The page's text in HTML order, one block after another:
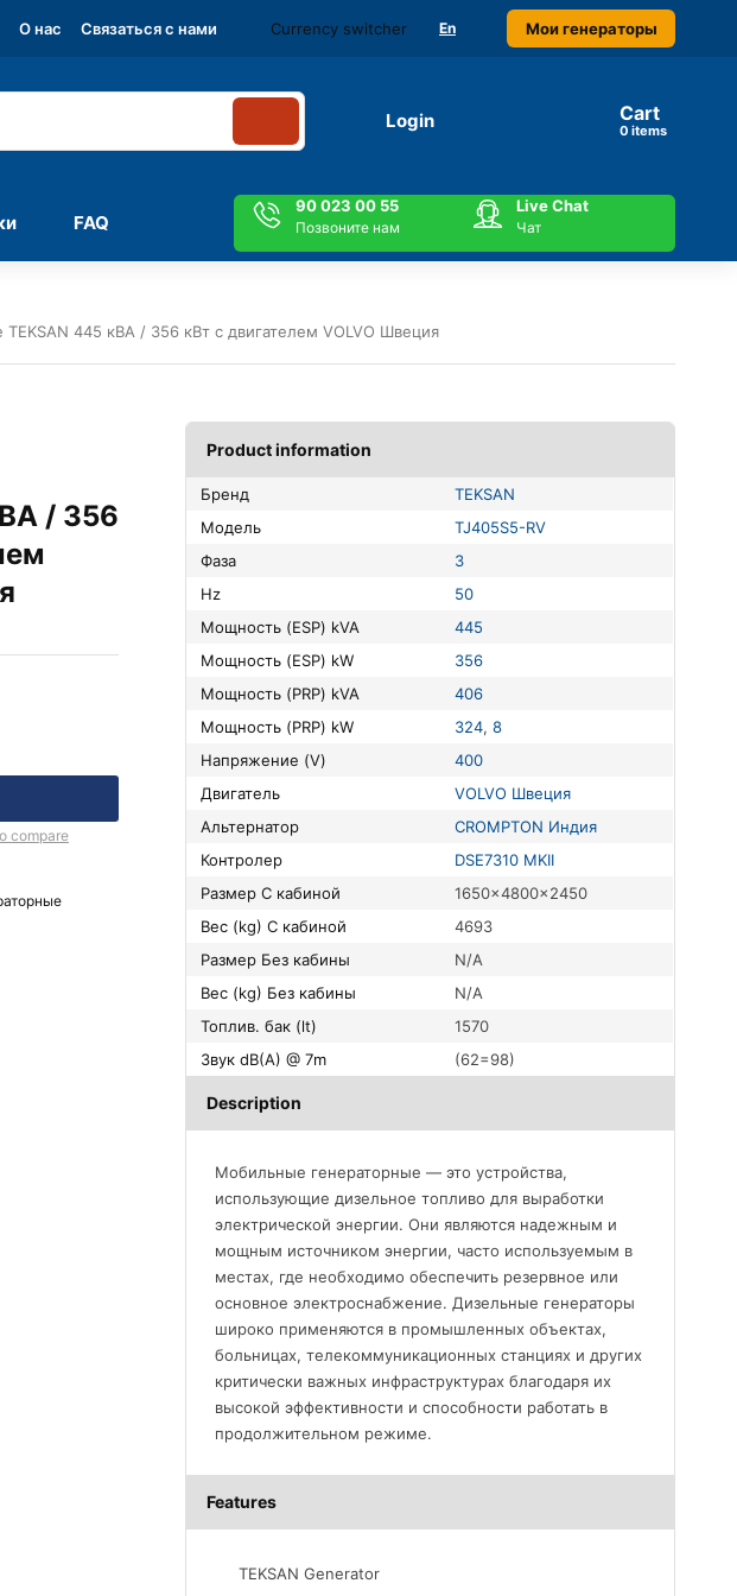
О нас Связаться с нами Currency switcher En Мои генераторы
Login Cart
items
FAQ
90 023 00 55
Позвоните нам
Live Chat
Чат
445 кВА / 356 кВт с двигателем VOLVO Швеция
/ 356
compare
Product information
Бренд
TEKSAN
Модель
TJ405S5-RV
Фаза
3
Hz
50
Мощность (ESP) kVA
445
Мощность (ESP) kW
356
Мощность (PRP) kVA
406
Мощность (PRP) kW
324,8
Напряжение (V)
400
Двигатель
VOLVO Швеция
Альтернатор
CROMPTON Индия
Контролер
DSE7310 MKII
Размер С кабиной
1650x4800x2450
Вес (kg) С кабиной
4693
Размер Без кабины
N/A
Вес (kg) Без кабины
N/A
Топлив. бак (lt)
1570
Звук dB(A) @ 7m
(62=98)
Description
Мобильные генераторные — это устройства,
использующие дизельное топливо для выработки
электрической энергии. Они являются надежным и
мощным источником энергии, часто используемым в
местах, где необходимо обеспечить резервное или
основное электроснабжение. Дизельные генераторы
широко применяются в промышленных объектах,
больницах, телекоммуникационных станциях и других
критически важных инфраструктурах благодаря их
высокой эффективности и способности работать в
продолжительном режиме.
Features
TEKSAN Generator